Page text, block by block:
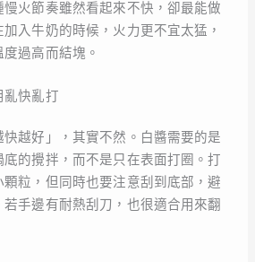
火節奏雖然看起來不快，卻最能做
入牛奶的時候，火力更不宜太猛，
過高而結塊。
亂快亂打
越好」，其實不然。白醬需要的是
的攪拌，而不是只在表面打圈。打
粒，但同時也要注意刮到底部，避
手邊有耐熱刮刀，也很適合用來翻